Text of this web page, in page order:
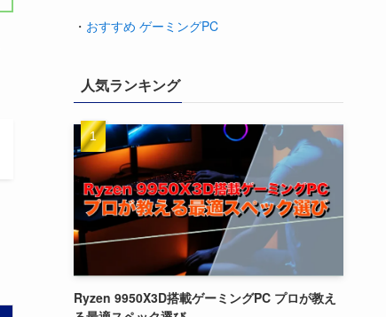
・ おすすめ ゲーミングPC
人気ランキング
Ryzen 9950X3D搭載ゲーミングPC プロが教え